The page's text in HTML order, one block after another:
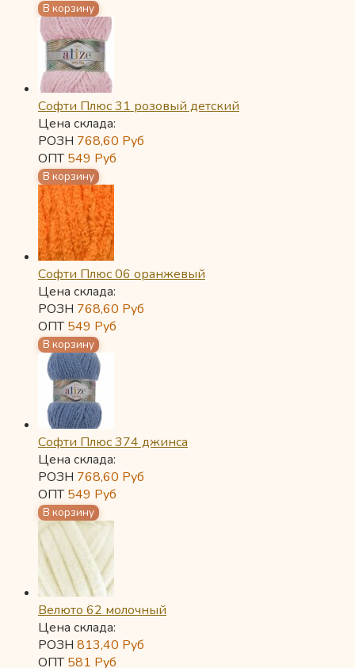
Софти Плюс 31 розовый детский
Цена склада:
РОЗН 768,60 Руб
ОПТ549 Руб
Софти Плюс 06 оранжевый
Цена склада:
РОЗН 768,60 Руб
ОПТ549 Руб
Софти Плюс 374 джинса
Цена склада:
РОЗН 768,60 Руб
ОПТ549 Руб
Велюто 62 молочный
Цена склада:
РОЗН 813,40 Руб
ОПТ581 Руб